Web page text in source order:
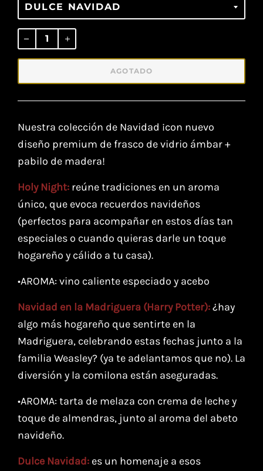
habitual
AGOTADO
Nuestra colección de Navidad ¡con nuevo
diseño premium de frasco de vidrio ámbar +
pabilo de madera!
Holy Night: reúne tradiciones en un aroma
único, que evoca recuerdos navideños
(perfectos para acompañar en estos días tan
especiales o cuando quieras darle un toque
hogareño y cálido a tu casa).
•AROMA: vino caliente especiado y acebo
Navidad en la Madriguera (Harry Potter):¿hay
algo más hogareño que sentirte en la
Madriguera, celebrando estas fechas junto a la
familia Weasley? (ya te adelantamos que no). La
diversión y la comilona están aseguradas.
⁣•AROMA: tarta de melaza con crema de leche y
toque de almendras, junto al aroma del abeto
navideño.
Dulce Navidad: es un homenaje a esos